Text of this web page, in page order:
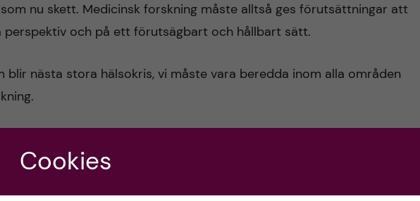
nu skett. Medicinsk forskning måste alltså ges förutsättningar att
perspektiv och på ett förutsägbart och hållbart sätt.
blir nästa stora hälsokris, vi måste vara beredda inom alla områden
som kan gå till grundforskning och som till största delen
själva. Svenska lärosäten har genom egna strategier och
lång tid skapat de forskningsmiljöer och gjort de satsningar som
Cookies